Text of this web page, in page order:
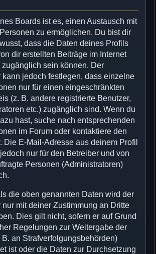
Boards ist es, einen Austausch mit
zu ermöglichen. Du bist dir
dass die Daten deines Profils
dir erstellten Beiträge im Internet
zugänglich sein können. Der
kann jedoch festlegen, dass einzelne
nur für einen eingeschränkten
(z. B. andere registrierte Benutzer,
etc.) zugänglich sind. Wenn du
hast, suche nach entsprechenden
im Forum oder kontaktiere den
Die E-Mail-Adresse aus deinem Profil
nur für den Betreiber und von
Personen (Administratoren)
die oben genannten Daten wird der
nur mit deiner Zustimmung an Dritte
Dies gilt nicht, sofern er auf Grund
Regelungen zur Weitergabe der
B. an Strafverfolgungsbehörden)
ist oder die Daten zur Durchsetzung